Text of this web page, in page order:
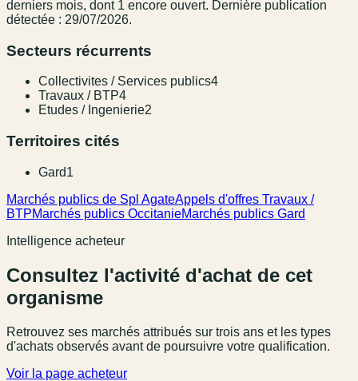
derniers mois, dont 1 encore ouvert. Dernière publication
détectée : 29/07/2026.
Secteurs récurrents
Collectivites / Services publics4
Travaux / BTP4
Etudes / Ingenierie2
Territoires cités
Gard1
Marchés publics de Spl AgateAppels d'offres Travaux /
BTPMarchés publics OccitanieMarchés publics Gard
Intelligence acheteur
Consultez l'activité d'achat de cet
organisme
Retrouvez ses marchés attribués sur trois ans et les types
d'achats observés avant de poursuivre votre qualification.
Voir la page acheteur